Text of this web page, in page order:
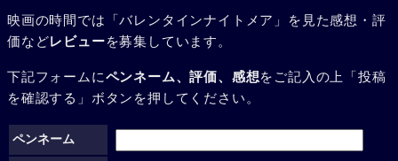
映画の時間では「バレンタインナイトメア」を見た感想・評
価などレビューを募集しています。
下記フォームにペンネーム、評価、感想をご記入の上「投稿
を確認する」ボタンを押してください。
ペンネーム